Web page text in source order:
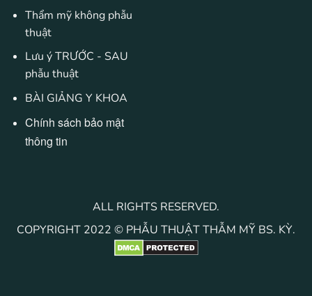
Thẩm mỹ không phẫu
thuật
Lưu ý TRƯỚC - SAU
phẫu thuật
BÀI GIẢNG Y KHOA
Chính sách bảo mật
thông tin
ALL RIGHTS RESERVED.
COPYRIGHT 2022 © PHẪU THUẬT THẪM MỸ BS. KỲ.